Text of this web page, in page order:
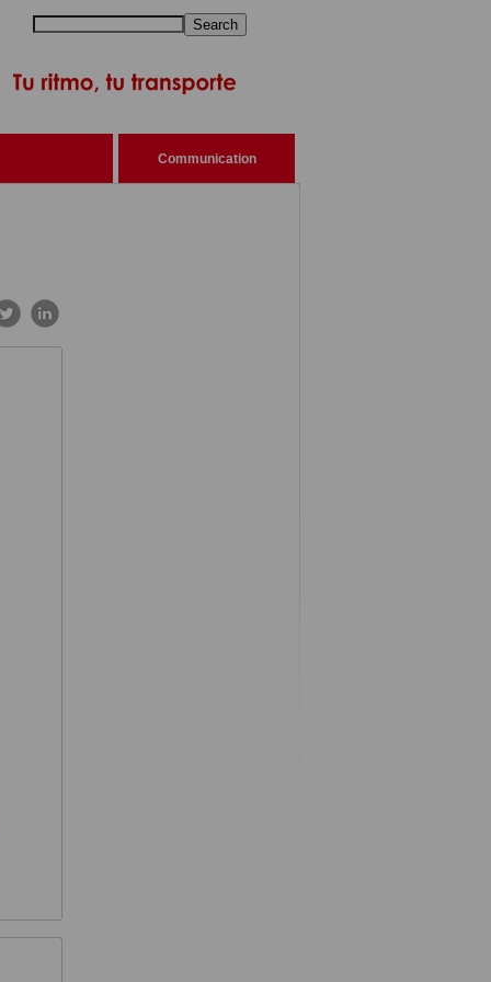
Search
Communication